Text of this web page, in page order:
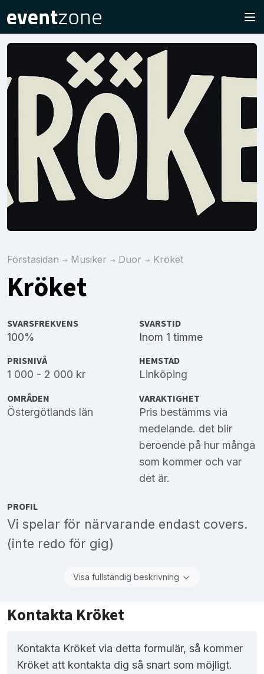
Förstasidan Musiker Duor Kröket
Kröket
SVARSFREKVENS
100%
SVARSTID
Inom 1 timme
PRISNIVÅ
1 000 - 2 000 kr
HEMSTAD
Linköping
OMRÅDEN
Östergötlands län
VARAKTIGHET
Pris bestämms via
medelande. det blir
beroende på hur många
som kommer och var
det är.
PROFIL
Vi spelar för närvarande endast covers.
(inte redo för gig)
Visa fullständig beskrivning
Kontakta Kröket
Kontakta Kröket via detta formulär, så kommer
Kröket att kontakta dig så snart som möjligt.